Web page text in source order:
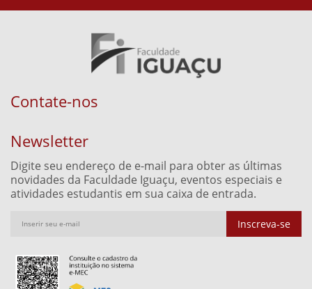
Contate-nos
Newsletter
Digite seu endereço de e-mail para obter as últimas
novidades da Faculdade Iguaçu, eventos especiais e
atividades estudantis em sua caixa de entrada.
Inscreva-se